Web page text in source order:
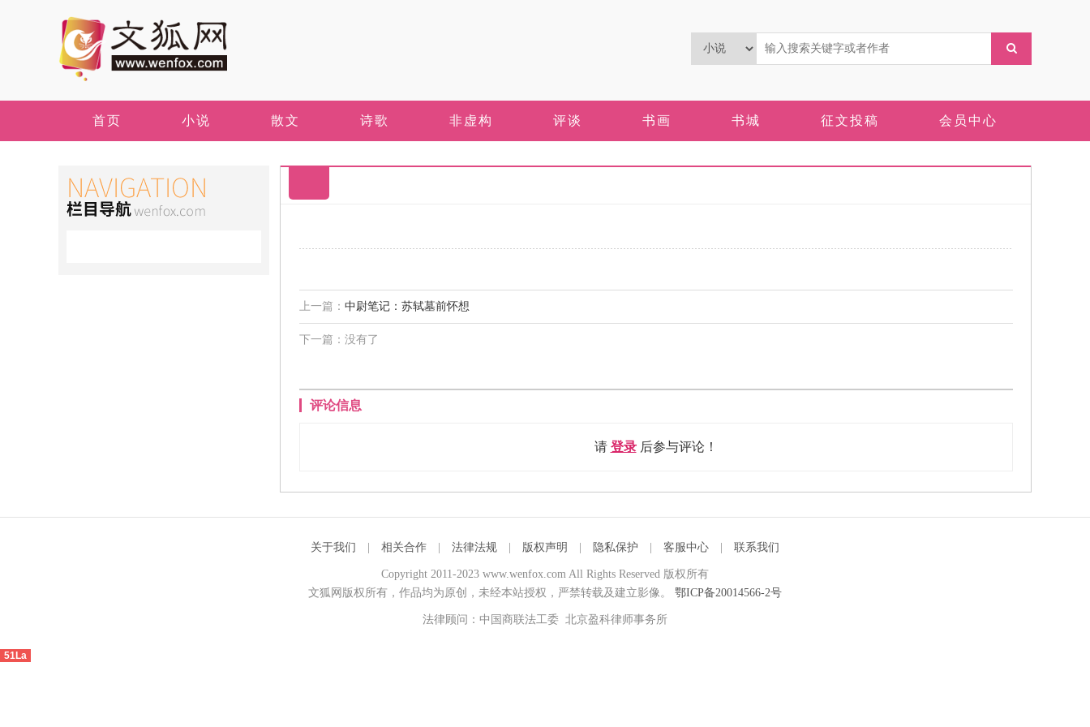
首页 小说 散文 诗歌 非虚构 评谈 书画 书城 征文投稿 会员中心
上一篇： 中尉笔记：苏轼墓前怀想
下一篇：没有了
评论信息
请 登录后参与评论！
关于我们 相关合作 法律法规 版权声明 隐私保护 客服中心 联系我们
Copyright 2011-2023 www.wenfox.com All Rights Reserved 版权所有
文狐网版权所有，作品均为原创，未经本站授权，严禁转载及建立影像。 鄂ICP备20014566-2号
法律顾问：中国商联法工委 北京盈科律师事务所
51La